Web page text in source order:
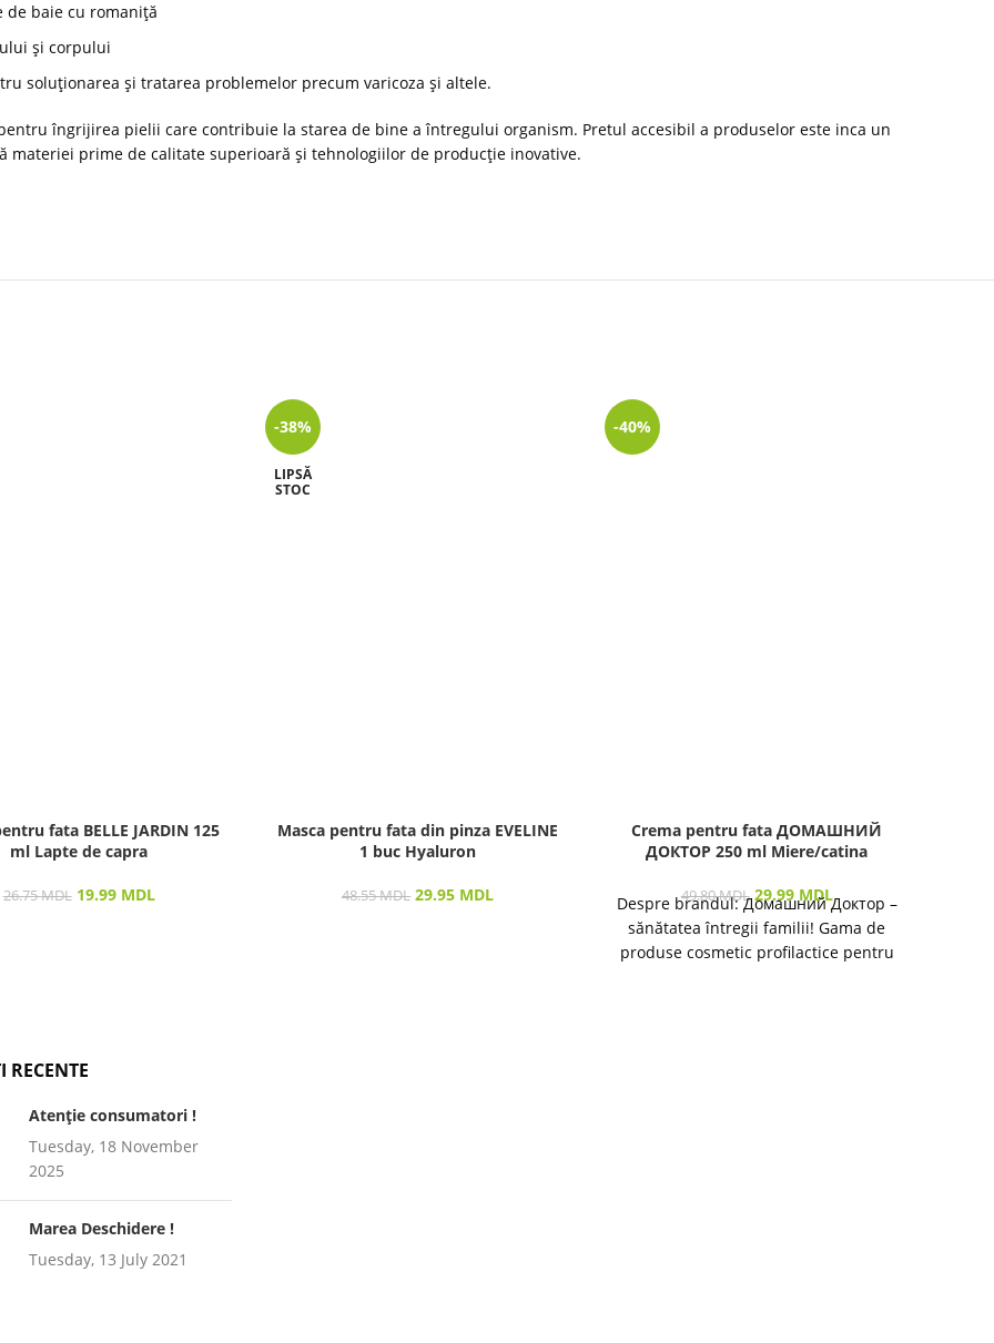
de baie cu romaniță
și corpului
soluționarea și tratarea problemelor precum varicoza și altele.
îngrijirea pielii care contribuie la starea de bine a întregului organism. Pretul accesibil a produselor este inca un
materiei prime de calitate superioară și tehnologiilor de producție inovative.
fata BELLE JARDIN 125
ml Lapte de capra
26.75MDL 19.99 MDL
-38%
LIPSĂ
STOC
Masca pentru fata din pinza EVELINE
1 buc Hyaluron
48.55MDL 29.95 MDL
-40%
Crema pentru fata ДОМАШНИЙ
ДОКТОР 250 ml Miere/catina
49.80MDL 29.99 MDL
Despre brandul: Домашний Доктор –
sănătatea întregii familii! Gama de
produse cosmetic profilactice pentru
RECENTE
Atenție consumatori !
Tuesday, 18 November
2025
Marea Deschidere !
Tuesday, 13 July 2021